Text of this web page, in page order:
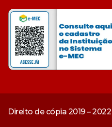
Direito de cópia 2019 –